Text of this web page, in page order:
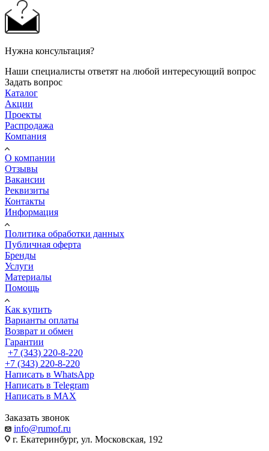
Нужна консультация?
Наши специалисты ответят на любой интересующий вопрос
Задать вопрос
Каталог
Акции
Проекты
Распродажа
Компания
О компании
Отзывы
Вакансии
Реквизиты
Контакты
Информация
Политика обработки данных
Публичная оферта
Бренды
Услуги
Материалы
Помощь
Как купить
Варианты оплаты
Возврат и обмен
Гарантии
+7 (343) 220-8-220
+7 (343) 220-8-220
Написать в WhatsApp
Написать в Telegram
Написать в MAX
Заказать звонок
info@rumof.ru
г. Екатеринбург, ул. Московская, 192